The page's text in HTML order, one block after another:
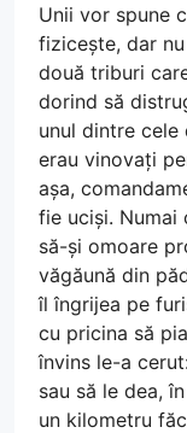
Unii vor spune
fizicește, dar
două triburi
dorind să
unul dintre
erau vinovați
așa,
fie uciși. Numai
să-și omoare
văgăună din
îl îngrijea pe
cu pricina să
învins le-a
sau să le dea,
un kilometru